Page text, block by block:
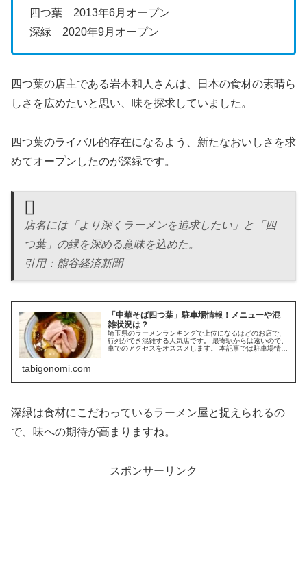
四つ葉 2013年6月オープン
深緑 2020年9月オープン
四つ葉の店主である岩本和人さんは、日本の食材の素晴ら
しさを広めたいと思い、味を探求していました。
四つ葉のライバル的存在になるよう、新たなおいしさを求
めてオープンしたのが深緑です。
店名には「より深くラーメンを追求したい」と「四
つ葉」の緑を深める意味を込めた。
引用：熊谷経済新聞
「中華そば四つ葉」駐車場情報！メニューや混
雑状況は？
埼玉県のラーメンランキングで上位になるほどのお店で、
行列ができ混雑する人気店です。 最寄駅からは遠いので、
車でのアクセスをオススメします。 本記事では駐車場情
tabigonomi.com
深緑は食材にこだわっているラーメン屋と捉えられるの
で、味への期待が高まりますね。
スポンサーリンク